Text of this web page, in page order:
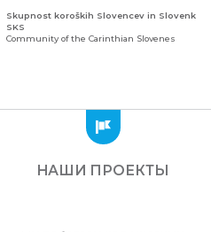
Skupnost koroških Slovencev in Slovenk
SKS
Community of the Carinthian Slovenes
Zajednica Crnogoraca u Albaniji “ZCGA” -
ElbasanНАШИ ПРОЕКТЫ